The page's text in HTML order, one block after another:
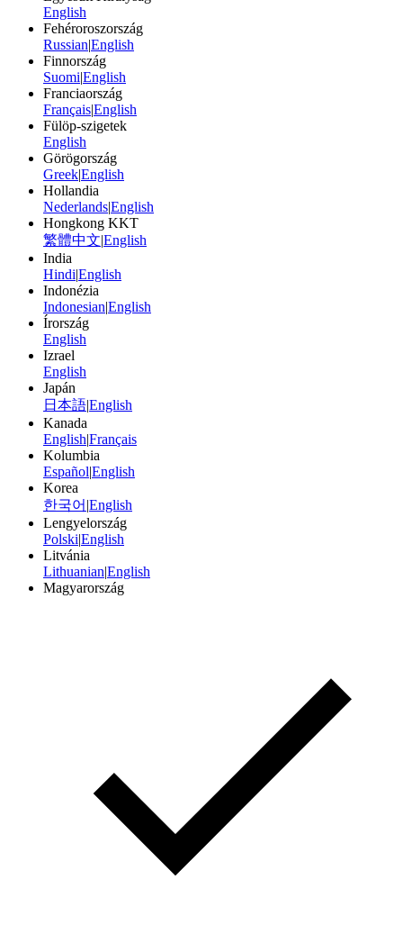
English
Fehéroroszország
Russian|English
Finnország
Suomi|English
Franciaország
Français|English
Fülöp-szigetek
English
Görögország
Greek|English
Hollandia
Nederlands|English
Hongkong KKT
繁體中文|English
India
Hindi|English
Indonézia
Indonesian|English
Írország
English
Izrael
English
Japán
日本語|English
Kanada
English|Français
Kolumbia
Español|English
Korea
한국어 |English
Lengyelország
Polski|English
Litvánia
Lithuanian|English
Magyarország